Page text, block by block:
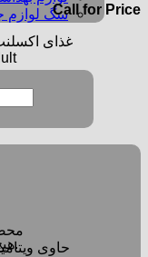
سگ لوازم
هیچ محصولی در سبد خرید نیست.
Call for Price
غذای
حاوی